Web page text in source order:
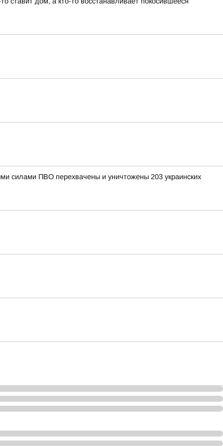
силами ПВО перехвачены и уничтожены 203 украинских